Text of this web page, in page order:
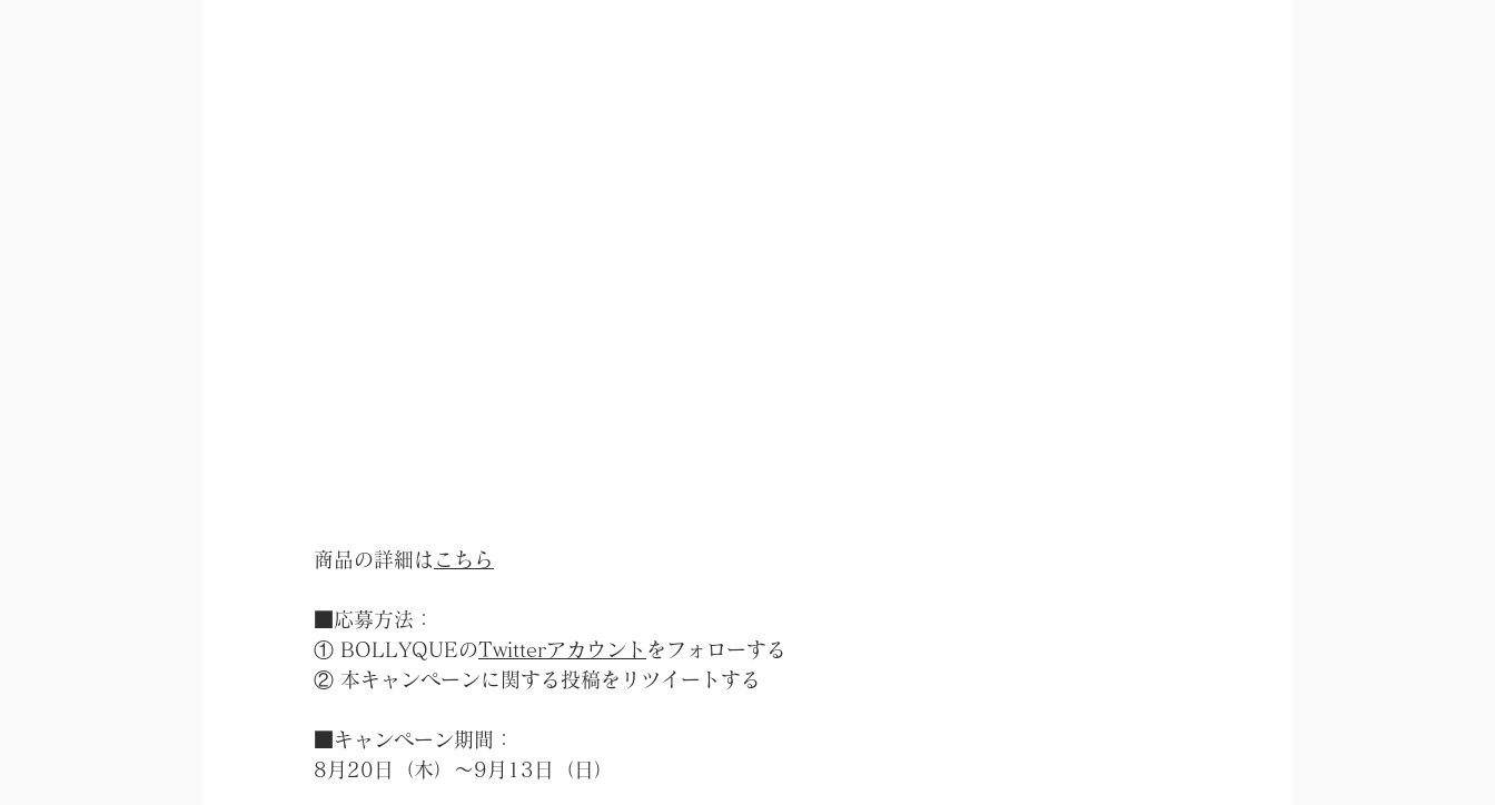
商品の詳細は こちら
■応募方法：
① BOLLYQUEのTwitterアカウント をフォローする
② 本キャンペーンに関する投稿をリツイートする
■キャンペーン期間：
8月20日（木）～9月13日（日）